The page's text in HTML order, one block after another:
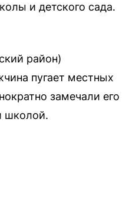
и детского сада.
район)
пугает местных
замечали его
школой.